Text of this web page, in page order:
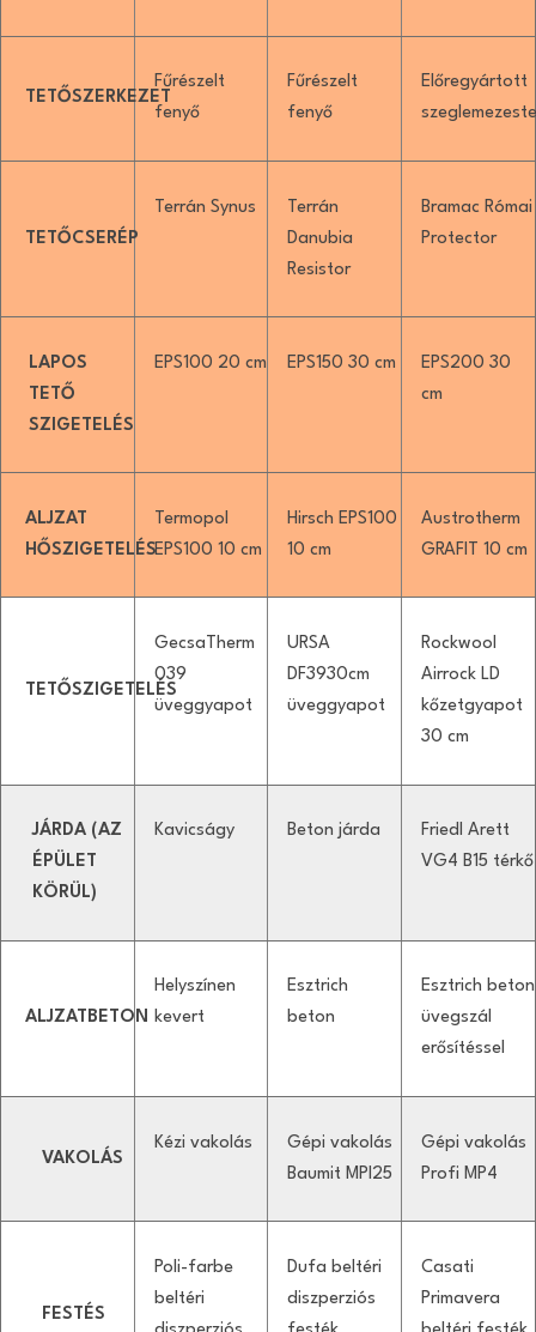
TETŐSZERKEZET
Fűrészelt
fenyő
Fűrészelt
fenyő
Előregyártott
TETŐCSERÉP
Terrán Synus
Terrán
Danubia
Resistor
Bramac Római
Protector
LAPOS
TETŐ
SZIGETELÉS
EPS100 20 cm EPS150 30 cm
EPS200 30
cm
ALJZAT
HŐSZIGETELÉS
Termopol
EPS100 10 cm
Hirsch EPS100
10 cm
Austrotherm
GRAFIT 10 cm
TETŐSZIGETELÉS
GecsaTherm
039
üveggyapot
URSA
DF3930cm
üveggyapot
Rockwool
Airrock LD
kőzetgyapot
30 cm
JÁRDA (AZ
ÉPÜLET
KÖRÜL)
Kavicságy Beton járda
Friedl Arett
VG4 B15 térkő
ALJZATBETON
Helyszínen
kevert
Esztrich
beton
Esztrich beton
üvegszál
erősítéssel
VAKOLÁS
Kézi vakolás
Gépi vakolás
Baumit MPI25
Gépi vakolás
Profi MP4
FESTÉS
Poli-farbe
beltéri
Dufa beltéri
diszperziós
Casati
Primavera